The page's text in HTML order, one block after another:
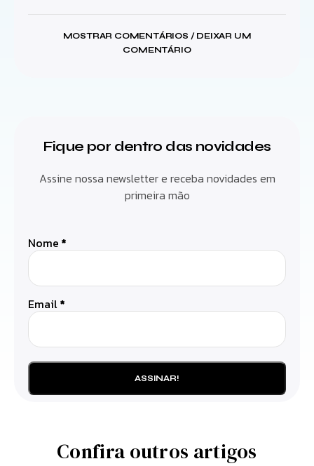
MOSTRAR COMENTÁRIOS / DEIXAR UM
COMENTÁRIO
Fique por dentro das novidades
Assine nossa newsletter e receba novidades em
primeira mão
Nome *
Email*
Confira outros artigos